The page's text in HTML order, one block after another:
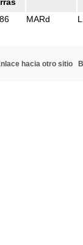
MARd
hacia otro sitio